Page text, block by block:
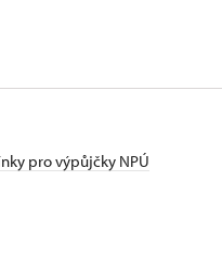
pro výpůjčky NPÚ